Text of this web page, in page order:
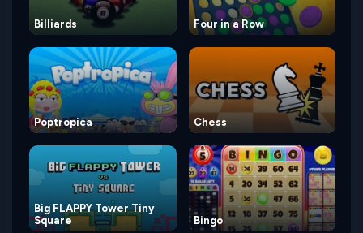
Billiards Four in a Row
Poptropica Chess
Big FLAPPY Tower Tiny
Square
Bingo